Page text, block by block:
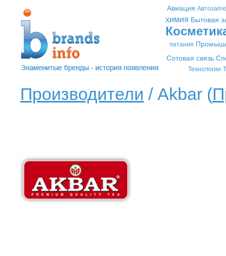
Авиация
химия Бытовая
питания
Сотовая связь
Технологии
Производители / Akbar (